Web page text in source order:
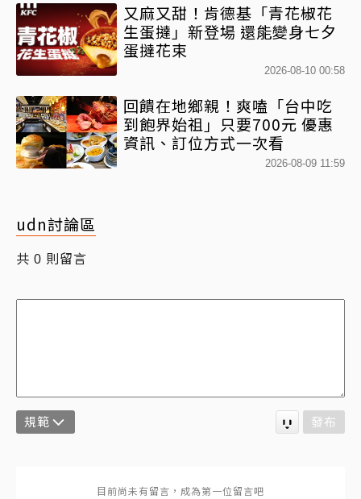
又麻又甜！肯德基「青花椒花
生蛋撻」新登場 還能變身七夕
蛋撻花束
2026-08-10 00:58
回饋在地鄉親！爽嗑「台中吃
到飽界始祖」只要700元 優惠
資訊、訂位方式一次看
2026-08-09 11:59
udn討論區
共 0 則留言
規範 發布